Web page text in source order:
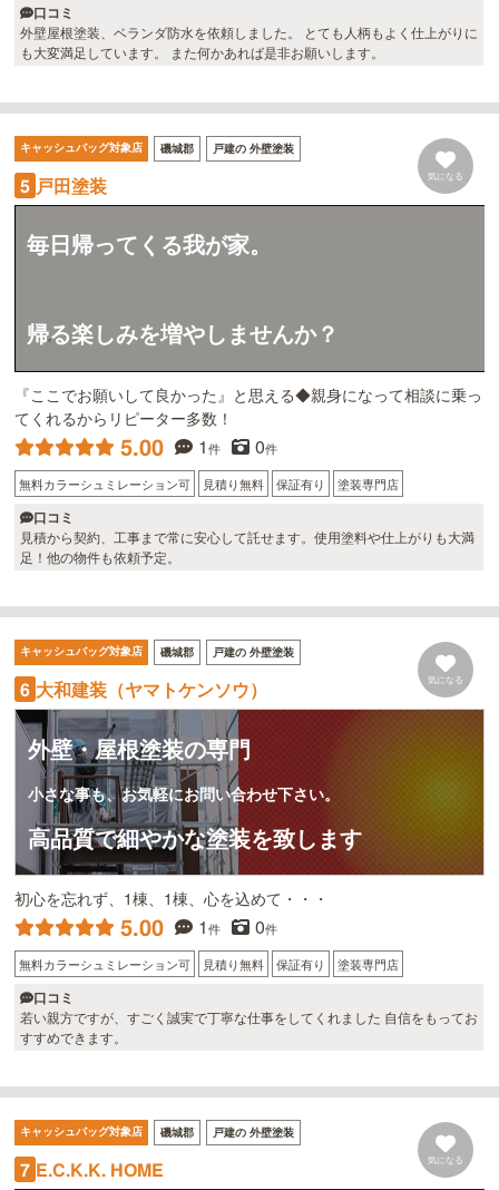
口コミ
外壁屋根塗装、ベランダ防水を依頼しました。 とても人柄もよく仕上がりに
も大変満足しています。 また何かあれば是非お願いします。
キャッシュバッグ対象店 磯城郡 戸建の 外壁塗装
5 戸田塗装 気になる
毎日帰ってくる我が家。
帰る楽しみを増やしませんか？
『ここでお願いして良かった』と思える◆親身になって相談に乗っ
てくれるからリピーター多数！
5.00 1件 0件
無料カラーシュミレーション可 見積り無料 保証有り 塗装専門店
口コミ
見積から契約、工事まで常に安心して託せます。使用塗料や仕上がりも大満
足！他の物件も依頼予定。
キャッシュバッグ対象店 磯城郡 戸建の 外壁塗装
6 大和建装（ヤマトケンソウ） 気になる
外壁・屋根塗装の専門
小さな事も、お気軽にお問い合わせ下さい。
高品質で細やかな塗装を致します
初心を忘れず、1棟、1棟、心を込めて・・・
5.00 1件 0件
無料カラーシュミレーション可 見積り無料 保証有り 塗装専門店
口コミ
若い親方ですが、すごく誠実で丁寧な仕事をしてくれました 自信をもってお
すすめできます。
キャッシュバッグ対象店 磯城郡 戸建の 外壁塗装
7 E.C.K.K. HOME 気になる